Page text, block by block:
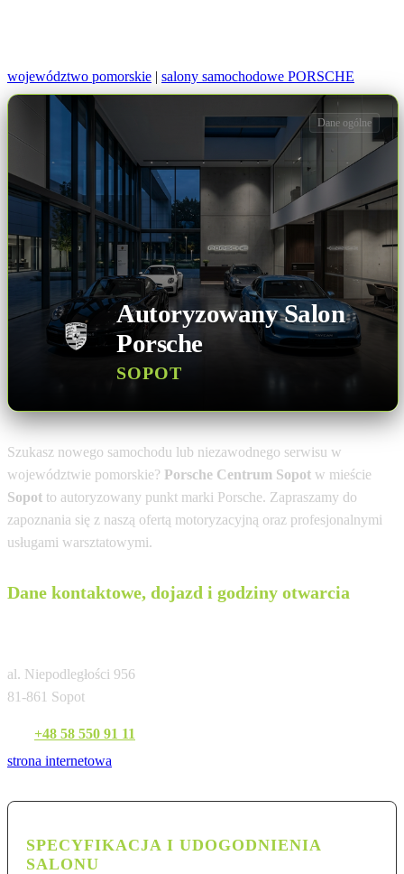
województwo pomorskie | salony samochodowe PORSCHE
Autoryzowany Salon
Porsche
SOPOT
Dane ogólne
Szukasz nowego samochodu lub niezawodnego serwisu w
województwie pomorskie? Porsche Centrum Sopot w mieście
Sopot to autoryzowany punkt marki Porsche. Zapraszamy do
zapoznania się z naszą ofertą motoryzacyjną oraz profesjonalnymi
usługami warsztatowymi.
Dane kontaktowe, dojazd i godziny otwarcia
al. Niepodległości 956
81-861 Sopot
+48 58 550 91 11
strona internetowa
SPECYFIKACJA I UDOGODNIENIA
SALONU